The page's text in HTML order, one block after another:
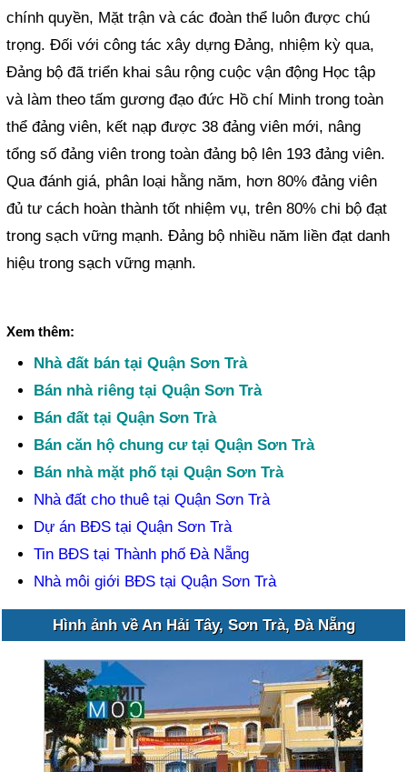
chính quyền, Mặt trận và các đoàn thể luôn được chú
trọng. Đối với công tác xây dựng Đảng, nhiệm kỳ qua,
Đảng bộ đã triển khai sâu rộng cuộc vận động Học tập
và làm theo tấm gương đạo đức Hồ chí Minh trong toàn
thể đảng viên, kết nạp được 38 đảng viên mới, nâng
tổng số đảng viên trong toàn đảng bộ lên 193 đảng viên.
Qua đánh giá, phân loại hằng năm, hơn 80% đảng viên
đủ tư cách hoàn thành tốt nhiệm vụ, trên 80% chi bộ đạt
trong sạch vững mạnh. Đảng bộ nhiều năm liền đạt danh
hiệu trong sạch vững mạnh.
Xem thêm:
Nhà đất bán tại Quận Sơn Trà
Bán nhà riêng tại Quận Sơn Trà
Bán đất tại Quận Sơn Trà
Bán căn hộ chung cư tại Quận Sơn Trà
Bán nhà mặt phố tại Quận Sơn Trà
Nhà đất cho thuê tại Quận Sơn Trà
Dự án BĐS tại Quận Sơn Trà
Tin BĐS tại Thành phố Đà Nẵng
Nhà môi giới BĐS tại Quận Sơn Trà
Hình ảnh về An Hải Tây, Sơn Trà, Đà Nẵng